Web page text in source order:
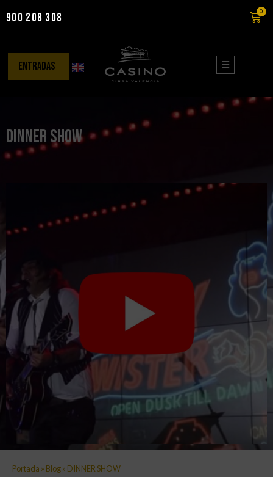
contenido
900 208 308 0
entradas
DINNER SHOW
Portada » Blog» DINNER SHOW